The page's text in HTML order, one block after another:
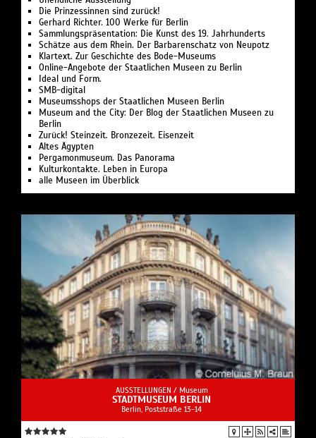
Die Prinzessinnen sind zurück!
Gerhard Richter. 100 Werke für Berlin
Sammlungspräsentation: Die Kunst des 19. Jahrhunderts
Schätze aus dem Rhein. Der Barbarenschatz von Neupotz
Klartext. Zur Geschichte des Bode-Museums
Online-Angebote der Staatlichen Museen zu Berlin
Ideal und Form.
SMB-digital
Museumsshops der Staatlichen Museen Berlin
Museum and the City: Der Blog der Staatlichen Museen zu
Berlin
Zurück! Steinzeit. Bronzezeit. Eisenzeit
Altes Ägypten
Pergamonmuseum. Das Panorama
Kulturkontakte. Leben in Europa
alle Museen im Überblick
AUSSTELLUNGEN / Museum
STADTMUSEUM BERLIN
Berlin, Poststraße 13-14